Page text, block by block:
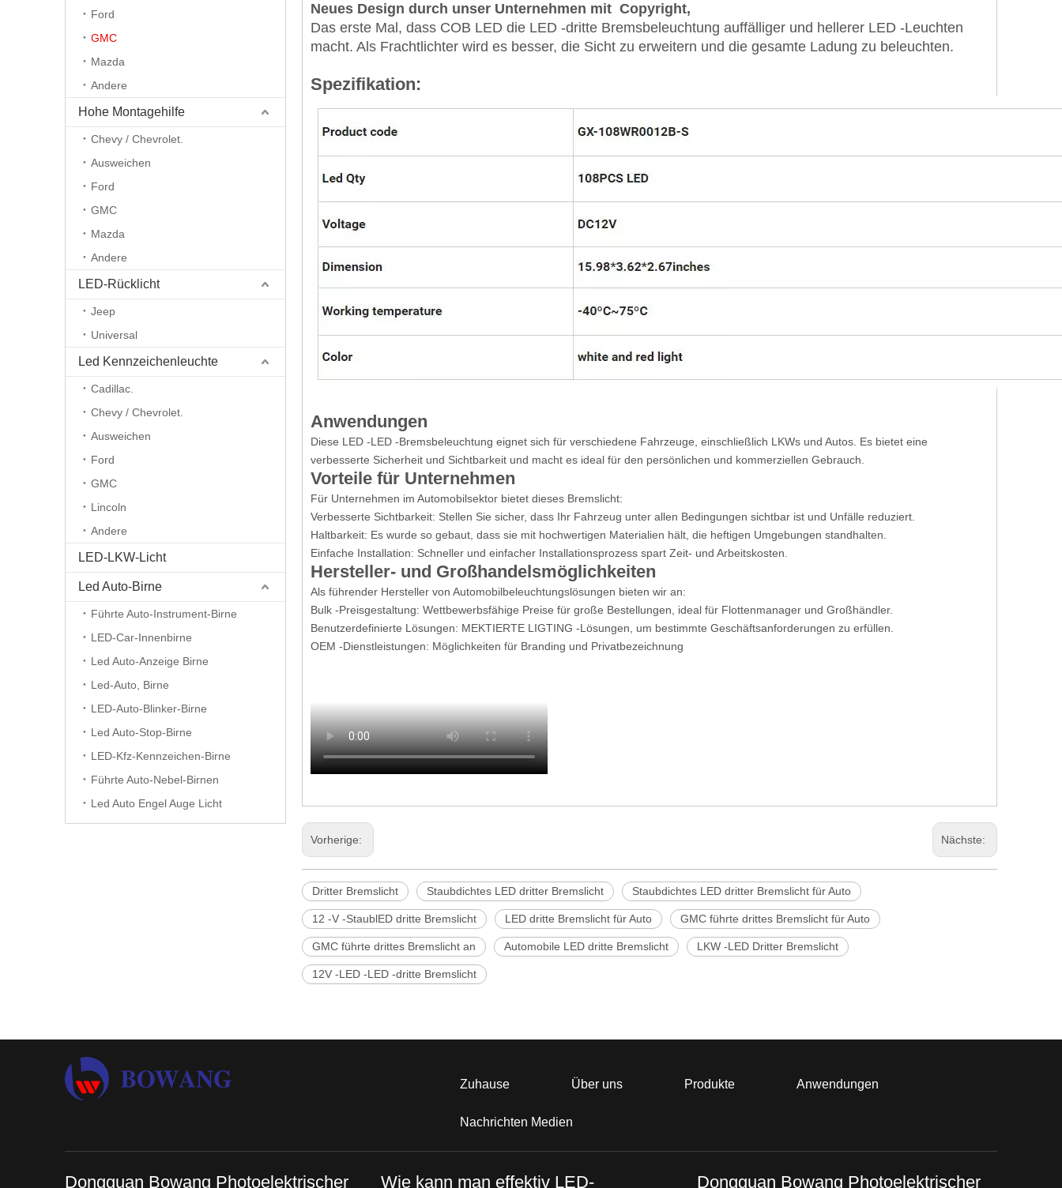
Ford
GMC
Mazda
Andere
Hohe Montagehilfe
Chevy / Chevrolet.
Ausweichen
Ford
GMC
Mazda
Andere
LED-Rücklicht
Jeep
Universal
Led Kennzeichenleuchte
Cadillac.
Chevy / Chevrolet.
Ausweichen
Ford
GMC
Lincoln
Andere
LED-LKW-Licht
Led Auto-Birne
Führte Auto-Instrument-Birne
LED-Car-Innenbirne
Led Auto-Anzeige Birne
Led-Auto, Birne
LED-Auto-Blinker-Birne
Led Auto-Stop-Birne
LED-Kfz-Kennzeichen-Birne
Führte Auto-Nebel-Birnen
Led Auto Engel Auge Licht
Neues Design durch unser Unternehmen mit Copyright,
Das erste Mal, dass COB LED die LED -dritte Bremsbeleuchtung auffälliger und hellerer LED -Leuchten
macht. Als Frachtlichter wird es besser, die Sicht zu erweitern und die gesamte Ladung zu beleuchten.
Spezifikation:
Anwendungen
Diese LED -LED -Bremsbeleuchtung eignet sich für verschiedene Fahrzeuge, einschließlich LKWs und Autos. Es bietet eine
verbesserte Sicherheit und Sichtbarkeit und macht es ideal für den persönlichen und kommerziellen Gebrauch.
Vorteile für Unternehmen
Für Unternehmen im Automobilsektor bietet dieses Bremslicht:
Verbesserte Sichtbarkeit: Stellen Sie sicher, dass Ihr Fahrzeug unter allen Bedingungen sichtbar ist und Unfälle reduziert.
Haltbarkeit: Es wurde so gebaut, dass sie mit hochwertigen Materialien hält, die heftigen Umgebungen standhalten.
Einfache Installation: Schneller und einfacher Installationsprozess spart Zeit- und Arbeitskosten.
Hersteller- und Großhandelsmöglichkeiten
Als führender Hersteller von Automobilbeleuchtungslösungen bieten wir an:
Bulk -Preisgestaltung: Wettbewerbsfähige Preise für große Bestellungen, ideal für Flottenmanager und Großhändler.
Benutzerdefinierte Lösungen: MEKTIERTE LIGTING -Lösungen, um bestimmte Geschäftsanforderungen zu erfüllen.
OEM -Dienstleistungen: Möglichkeiten für Branding und Privatbezeichnung
Vorherige: Nächste:
Dritter Bremslicht Staubdichtes LED dritter Bremslicht Staubdichtes LED dritter Bremslicht für Auto
12 -V -StaublED dritte Bremslicht LED dritte Bremslicht für Auto GMC führte drittes Bremslicht für Auto
GMC führte drittes Bremslicht an Automobile LED dritte Bremslicht LKW -LED Dritter Bremslicht
12V -LED -LED -dritte Bremslicht
Zuhause Über uns Produkte Anwendungen
Nachrichten Medien
Dongguan Bowang Photoelektrischer Wie kann man effektiv LED- Dongguan Bowang Photoelektrischer